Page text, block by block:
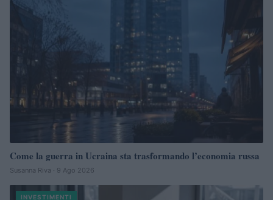
Come la guerra in Ucraina sta trasformando l’economia russa
Susanna Riva · 9 Ago 2026
INVESTIMENTI